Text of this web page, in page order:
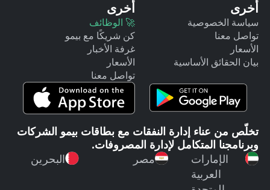
أخرى
سياسة الخصوصية
تواصل معنا
الأسعار
بيان الحقائق الأساسية
أخرى
🚀 الوظائف
كن شريكًا مع بيمو
غرفة الأخبار
الأسعار
تواصل معنا
تخلّص من عناء إدارة النفقات مع بطاقات بيمو الشركات
وبرنامجنا المتكامل لإدارة المصروفات.
الإمارات
العربية
مصر البحرين